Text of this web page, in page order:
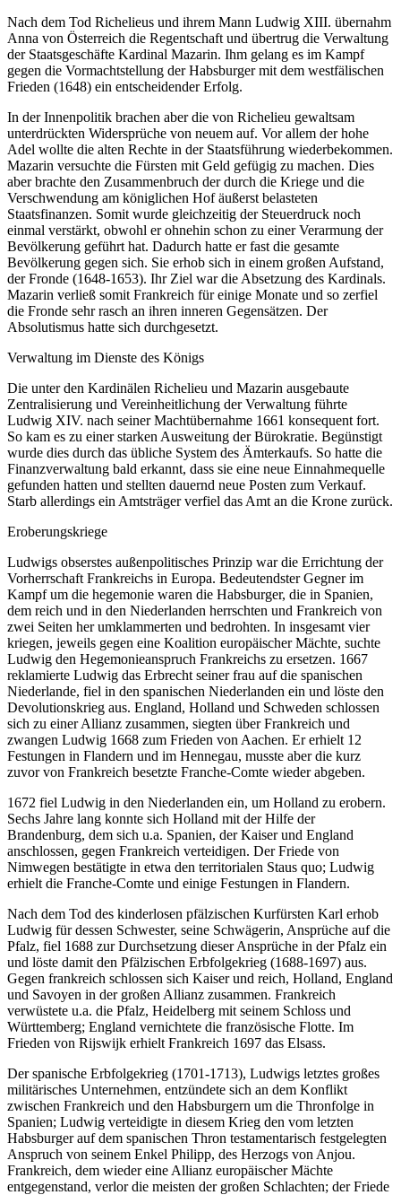
Nach dem Tod Richelieus und ihrem Mann Ludwig XIII. übernahm
Anna von Österreich die Regentschaft und übertrug die Verwaltung
der Staatsgeschäfte Kardinal Mazarin. Ihm gelang es im Kampf
gegen die Vormachtstellung der Habsburger mit dem westfälischen
Frieden (1648) ein entscheidender Erfolg.
In der Innenpolitik brachen aber die von Richelieu gewaltsam
unterdrückten Widersprüche von neuem auf. Vor allem der hohe
Adel wollte die alten Rechte in der Staatsführung wiederbekommen.
Mazarin versuchte die Fürsten mit Geld gefügig zu machen. Dies
aber brachte den Zusammenbruch der durch die Kriege und die
Verschwendung am königlichen Hof äußerst belasteten
Staatsfinanzen. Somit wurde gleichzeitig der Steuerdruck noch
einmal verstärkt, obwohl er ohnehin schon zu einer Verarmung der
Bevölkerung geführt hat. Dadurch hatte er fast die gesamte
Bevölkerung gegen sich. Sie erhob sich in einem großen Aufstand,
der Fronde (1648-1653). Ihr Ziel war die Absetzung des Kardinals.
Mazarin verließ somit Frankreich für einige Monate und so zerfiel
die Fronde sehr rasch an ihren inneren Gegensätzen. Der
Absolutismus hatte sich durchgesetzt.
Verwaltung im Dienste des Königs
Die unter den Kardinälen Richelieu und Mazarin ausgebaute
Zentralisierung und Vereinheitlichung der Verwaltung führte
Ludwig XIV. nach seiner Machtübernahme 1661 konsequent fort.
So kam es zu einer starken Ausweitung der Bürokratie. Begünstigt
wurde dies durch das übliche System des Ämterkaufs. So hatte die
Finanzverwaltung bald erkannt, dass sie eine neue Einnahmequelle
gefunden hatten und stellten dauernd neue Posten zum Verkauf.
Starb allerdings ein Amtsträger verfiel das Amt an die Krone zurück.
Eroberungskriege
Ludwigs obserstes außenpolitisches Prinzip war die Errichtung der
Vorherrschaft Frankreichs in Europa. Bedeutendster Gegner im
Kampf um die hegemonie waren die Habsburger, die in Spanien,
dem reich und in den Niederlanden herrschten und Frankreich von
zwei Seiten her umklammerten und bedrohten. In insgesamt vier
kriegen, jeweils gegen eine Koalition europäischer Mächte, suchte
Ludwig den Hegemonieanspruch Frankreichs zu ersetzen. 1667
reklamierte Ludwig das Erbrecht seiner frau auf die spanischen
Niederlande, fiel in den spanischen Niederlanden ein und löste den
Devolutionskrieg aus. England, Holland und Schweden schlossen
sich zu einer Allianz zusammen, siegten über Frankreich und
zwangen Ludwig 1668 zum Frieden von Aachen. Er erhielt 12
Festungen in Flandern und im Hennegau, musste aber die kurz
zuvor von Frankreich besetzte Franche-Comte wieder abgeben.
1672 fiel Ludwig in den Niederlanden ein, um Holland zu erobern.
Sechs Jahre lang konnte sich Holland mit der Hilfe der
Brandenburg, dem sich u.a. Spanien, der Kaiser und England
anschlossen, gegen Frankreich verteidigen. Der Friede von
Nimwegen bestätigte in etwa den territorialen Staus quo; Ludwig
erhielt die Franche-Comte und einige Festungen in Flandern.
Nach dem Tod des kinderlosen pfälzischen Kurfürsten Karl erhob
Ludwig für dessen Schwester, seine Schwägerin, Ansprüche auf die
Pfalz, fiel 1688 zur Durchsetzung dieser Ansprüche in der Pfalz ein
und löste damit den Pfälzischen Erbfolgekrieg (1688-1697) aus.
Gegen frankreich schlossen sich Kaiser und reich, Holland, England
und Savoyen in der großen Allianz zusammen. Frankreich
verwüstete u.a. die Pfalz, Heidelberg mit seinem Schloss und
Württemberg; England vernichtete die französische Flotte. Im
Frieden von Rijswijk erhielt Frankreich 1697 das Elsass.
Der spanische Erbfolgekrieg (1701-1713), Ludwigs letztes großes
militärisches Unternehmen, entzündete sich an dem Konflikt
zwischen Frankreich und den Habsburgern um die Thronfolge in
Spanien; Ludwig verteidigte in diesem Krieg den vom letzten
Habsburger auf dem spanischen Thron testamentarisch festgelegten
Anspruch von seinem Enkel Philipp, des Herzogs von Anjou.
Frankreich, dem wieder eine Allianz europäischer Mächte
entgegenstand, verlor die meisten der großen Schlachten; der Friede